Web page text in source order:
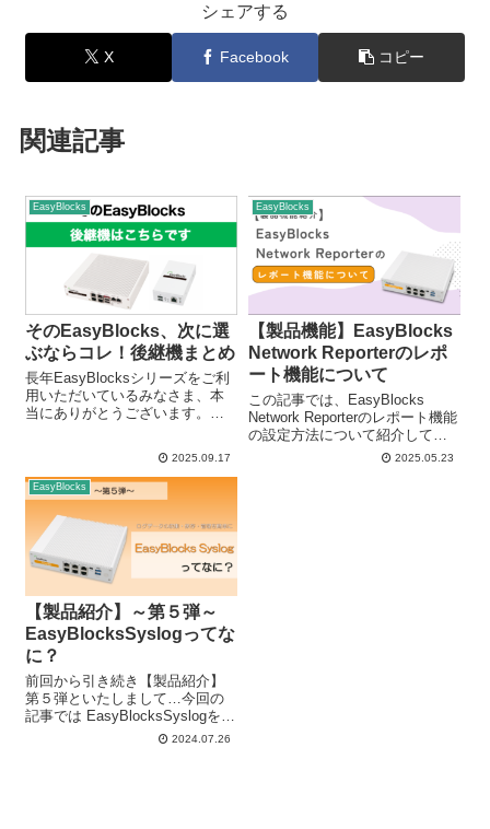
シェアする
X Facebook コピー
関連記事
EasyBlocks
そのEasyBlocks、次に選
ぶならコレ！後継機まとめ
長年EasyBlocksシリーズをご利
用いただいているみなさま、本
当にありがとうございます。最
EasyBlocksをリプレイスしたい
のだけど、どのモデルを選べば
いいの？後継機はどれに...
2025.09.17
EasyBlocks
【製品機能】EasyBlocks
Network Reporterのレポ
ート機能について
この記事では、EasyBlocks
Network Reporterのレポート機能
の設定方法について紹介してい
きます！ EasyBlocks Network
2025.05.23
EasyBlocks
【製品紹介】～第５弾～
EasyBlocksSyslogってな
に？
前回から引き続き【製品紹介】
第５弾といたしまして…今回の
記事では EasyBlocksSyslogをあ
まり知らないという方に向け
2024.07.26